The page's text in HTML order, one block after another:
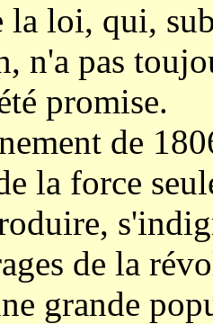
la loi, qui,
n'a pas
promise.
de
la force
de la
grande